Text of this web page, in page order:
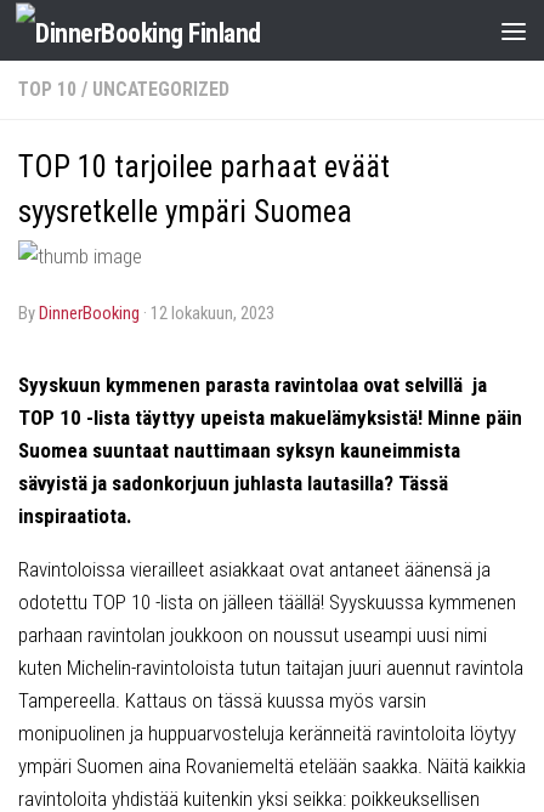
TOP 10 / UNCATEGORIZED
TOP 10 tarjoilee parhaat eväät
syysretkelle ympäri Suomea
byDinnerBooking · 12 lokakuun, 2023
Syyskuun kymmenen parasta ravintolaa ovat selvillä ja
TOP 10 -lista täyttyy upeista makuelämyksistä! Minne päin
Suomea suuntaat nauttimaan syksyn kauneimmista
sävyistä ja sadonkorjuun juhlasta lautasilla? Tässä
inspiraatiota.
Ravintoloissa vierailleet asiakkaat ovat antaneet äänensä ja
odotettu TOP 10 -lista on jälleen täällä! Syyskuussa kymmenen
parhaan ravintolan joukkoon on noussut useampi uusi nimi
kuten Michelin-ravintoloista tutun taitajan juuri auennut ravintola
Tampereella. Kattaus on tässä kuussa myös varsin
monipuolinen ja huppuarvosteluja keränneitä ravintoloita löytyy
ympäri Suomen aina Rovaniemeltä etelään saakka. Näitä kaikkia
ravintoloita yhdistää kuitenkin yksi seikka: poikkeuksellisen